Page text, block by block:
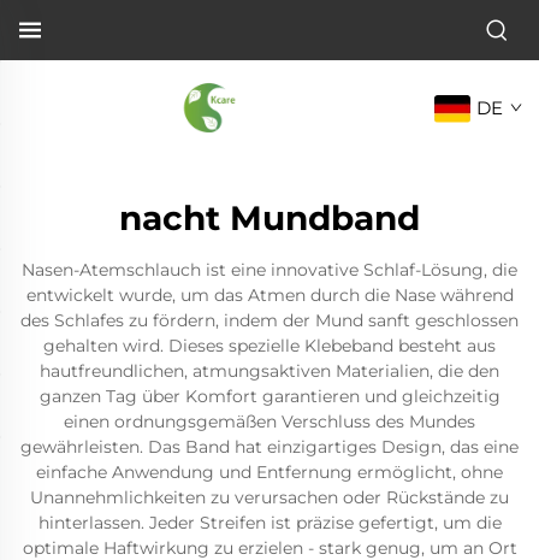
DE
nacht Mundband
Nasen-Atemschlauch ist eine innovative Schlaf-Lösung, die
entwickelt wurde, um das Atmen durch die Nase während
des Schlafes zu fördern, indem der Mund sanft geschlossen
gehalten wird. Dieses spezielle Klebeband besteht aus
hautfreundlichen, atmungsaktiven Materialien, die den
ganzen Tag über Komfort garantieren und gleichzeitig
einen ordnungsgemäßen Verschluss des Mundes
gewährleisten. Das Band hat einzigartiges Design, das eine
einfache Anwendung und Entfernung ermöglicht, ohne
Unannehmlichkeiten zu verursachen oder Rückstände zu
hinterlassen. Jeder Streifen ist präzise gefertigt, um die
optimale Haftwirkung zu erzielen - stark genug, um an Ort